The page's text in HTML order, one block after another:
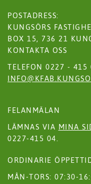
POSTADRESS:
KUNGSÖRS
BOX 15, 736 21
KONTAKTA OSS
TELEFON 0227 - 415
FELANMÄLAN
LÄMNAS VIA MINA
0227-415 04.
ORDINARIE
MÅN-TORS: 07:30-